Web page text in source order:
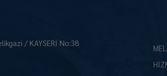
/ KAYSERİ No:38